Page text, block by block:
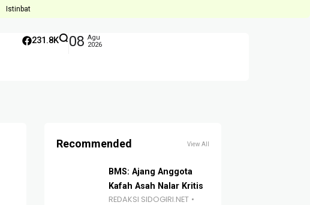
Istinbat
231.8K 08 Agu
2026
Recommended View All
BMS: Ajang Anggota
Kafah Asah Nalar Kritis
REDAKSI SIDOGIRI.NET